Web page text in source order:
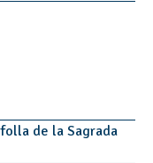
de la Sagrada